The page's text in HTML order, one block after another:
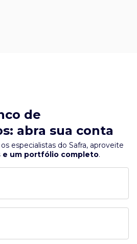
de
abra sua conta
especialistas do Safra, aproveite
e um portfólio completo.